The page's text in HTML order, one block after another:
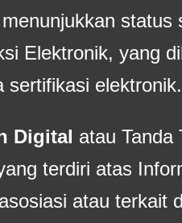
status
Elektronik, yang
sertifikasi elektronik.
Digital atau Tanda
terdiri atas
atau terkait